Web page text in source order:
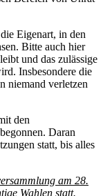
Eigenart, in den
Bitte auch hier
und das zulässige
Insbesondere die
niemand verletzen
den
Daran
statt, bis alles
am 28.
Wahlen statt.